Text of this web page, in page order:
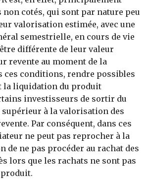
non cotés, qui sont par nature peu
valorisation estimée, avec une
semestrielle, en cours de vie
différente de leur valeur
revente au moment de la
ces conditions, rendre possibles
la liquidation du produit
investisseurs de sortir du
supérieur à la valorisation des
Par conséquent, dans ces
ne peut pas reprocher à la
de ne pas procéder au rachat des
lors que les rachats ne sont pas